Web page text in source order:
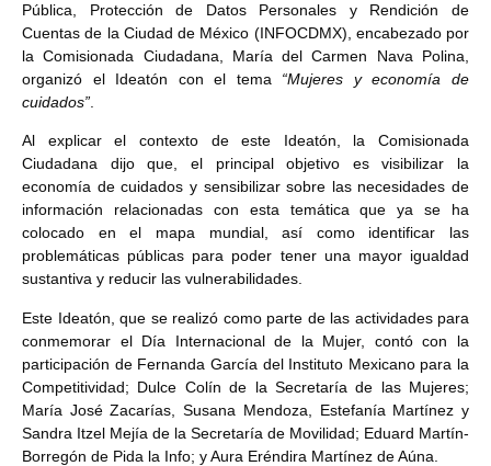
Pública, Protección de Datos Personales y Rendición de
Cuentas de la Ciudad de México (INFOCDMX), encabezado por
la Comisionada Ciudadana, María del Carmen Nava Polina,
organizó el Ideatón con el tema “Mujeres y economía de
cuidados”
Al explicar el contexto de este Ideatón, la Comisionada
Ciudadana dijo que, el principal objetivo es visibilizar la
economía de cuidados y sensibilizar sobre las necesidades de
información relacionadas con esta temática que ya se ha
colocado en el mapa mundial, así como identificar las
problemáticas públicas para poder tener una mayor igualdad
sustantiva y reducir las vulnerabilidades.
Este Ideatón, que se realizó como parte de las actividades para
conmemorar el Día Internacional de la Mujer, contó con la
participación de Fernanda García del Instituto Mexicano para la
Competitividad; Dulce Colín de la Secretaría de las Mujeres;
María José Zacarías, Susana Mendoza, Estefanía Martínez y
Sandra Itzel Mejía de la Secretaría de Movilidad; Eduard Martín-
Borregón de Pida la Info; y Aura Eréndira Martínez de Aúna.